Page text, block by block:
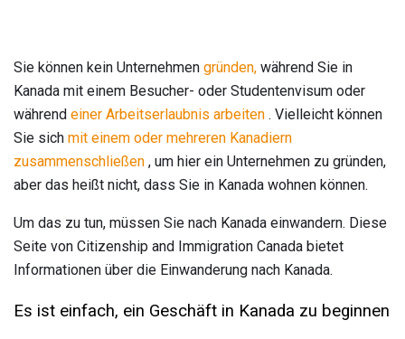
Sie können kein Unternehmen gründen, während Sie in
Kanada mit einem Besucher- oder Studentenvisum oder
während einer Arbeitserlaubnis arbeiten . Vielleicht können
Sie sich mit einem oder mehreren Kanadiern
zusammenschließen , um hier ein Unternehmen zu gründen,
aber das heißt nicht, dass Sie in Kanada wohnen können.
Um das zu tun, müssen Sie nach Kanada einwandern. Diese
Seite von Citizenship and Immigration Canada bietet
Informationen über die Einwanderung nach Kanada.
Es ist einfach, ein Geschäft in Kanada zu beginnen